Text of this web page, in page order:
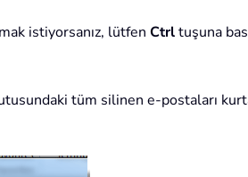
istiyorsanız, lütfen Ctrltuşuna
tüm silinen e-postaları